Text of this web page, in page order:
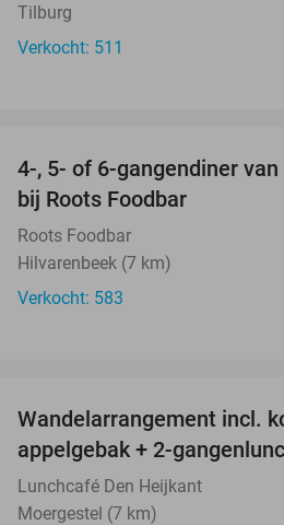
Tilburg
Verkocht: 511
4-, 5- of 6-gangendiner
bij Roots Foodbar
Roots Foodbar
Hilvarenbeek (7 km)
Verkocht: 583
Wandelarrangement incl.
appelgebak + 2-
Lunchcafé Den Heijkant
Moergestel (7 km)